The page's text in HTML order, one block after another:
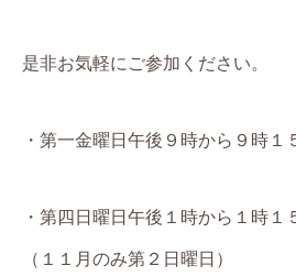
是非お気軽にご参加ください。
・第一金曜日午後９時から９時
・第四日曜日午後１時から１時
（１１月のみ第２日曜日）